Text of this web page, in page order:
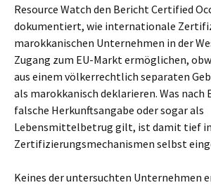
Resource Watch den Bericht Certified
dokumentiert, wie internationale
marokkanischen Unternehmen in der
Zugang zum EU-Markt ermöglichen,
aus einem völkerrechtlich separaten
als marokkanisch deklarieren. Was nach
falsche Herkunftsangabe oder sogar als
Lebensmittelbetrug gilt, ist damit tief
Zertifizierungsmechanismen selbst
Keines der untersuchten Unternehmen